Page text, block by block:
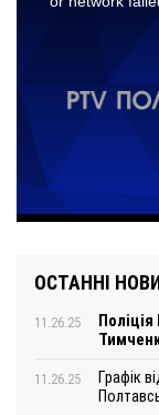
ОСТАННІ
11.26.25
11.26.25
Графік